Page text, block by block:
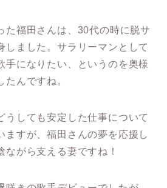
た福田さんは、30代の時に脱サ
しました。サラリーマンとして
手になりたい、というのを奥様
たんですね。
うしても安定した仕事について
ますが、福田さんの夢を応援し
ながら支える妻ですね！